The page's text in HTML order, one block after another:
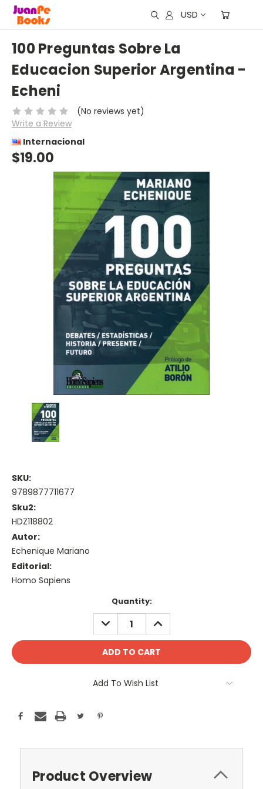
USD
100 Preguntas Sobre La
Educacion Superior Argentina -
Echeni
(No reviews yet)
Write a Review
Internacional
$19.00
SKU:
9789877711677
Sku2:
HDZ118802
Autor:
Echenique Mariano
Editorial:
Homo Sapiens
Quantity:
DECREASE
QUANTITY:
INCREASE
QUANTITY:
Add To Wish List
Product Overview